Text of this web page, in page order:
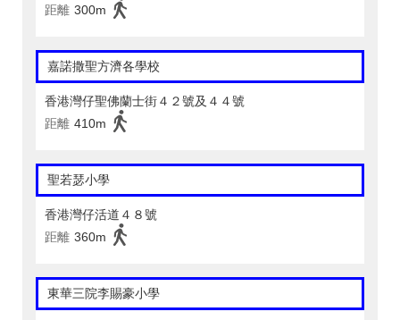
距離 300m
嘉諾撒聖方濟各學校
香港灣仔聖佛蘭士街４２號及４４號
距離 410m
聖若瑟小學
香港灣仔活道４８號
距離 360m
東華三院李賜豪小學